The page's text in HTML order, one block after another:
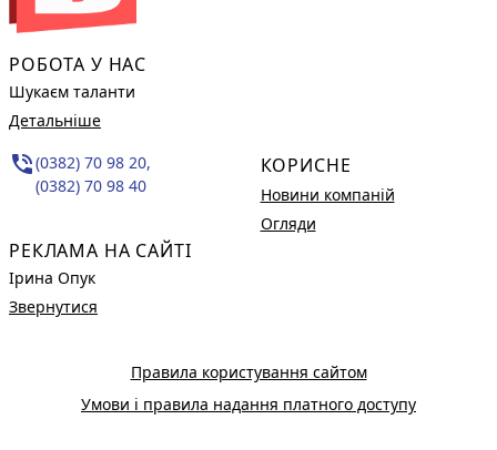
РОБОТА У НАС
Шукаєм таланти
Детальніше
phone_in_talk(0382) 70 98 20,
(0382) 70 98 40
РЕКЛАМА НА САЙТІ
Ірина Опук
Звернутися
КОРИСНЕ
Новини компаній
Огляди
Правила користування сайтом
Умови і правила надання платного доступу